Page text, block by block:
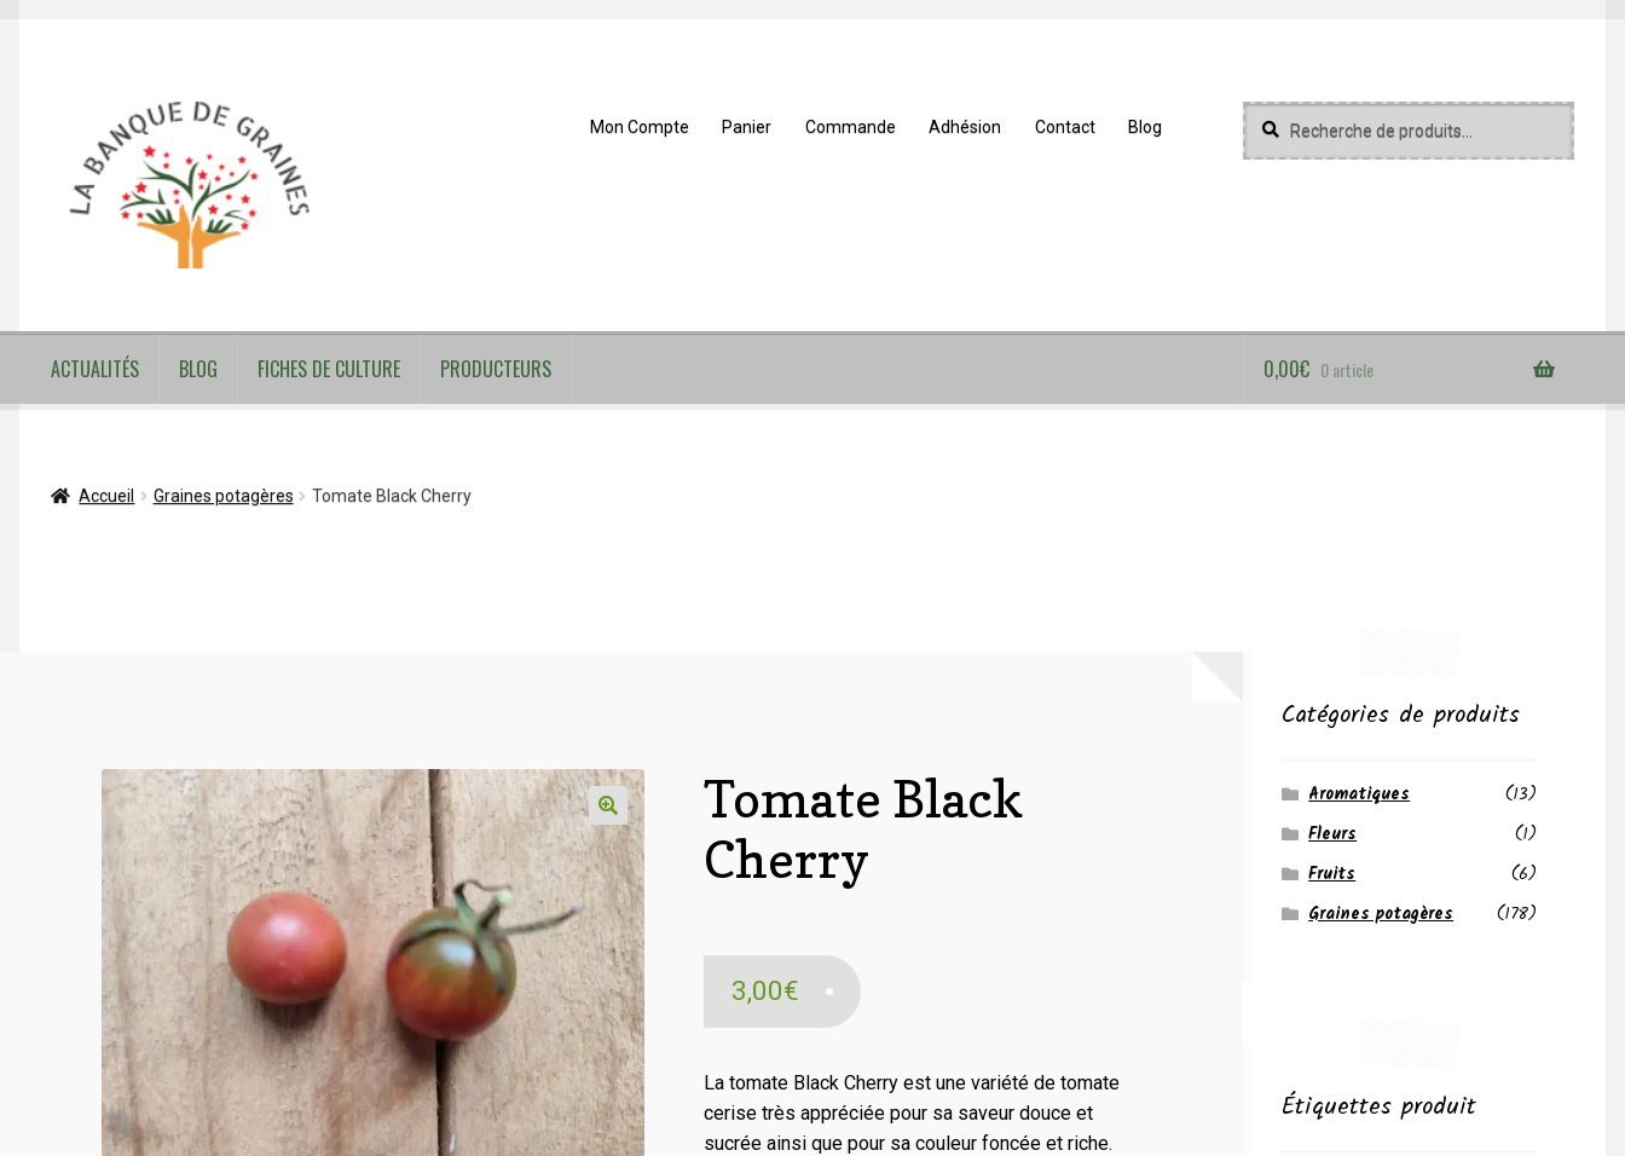
navigation
contenu
Mon Compte Panier Commande Adhésion Contact Blog
Recherche
pour :
Recherche
ACTUALITÉS BLOG FICHES DE CULTURE PRODUCTEURS 0,00€ 0 article
Accueil Graines potagères Tomate Black Cherry
Tomate Black
Cherry
3,00€
La tomate Black Cherry est une variété de tomate
cerise très appréciée pour sa saveur douce et
sucrée ainsi que pour sa couleur foncée et riche.
Catégories de produits
Aromatiques
(13)
Fleurs
(1)
Fruits
(6)
Graines potagères
(178)
Étiquettes produit